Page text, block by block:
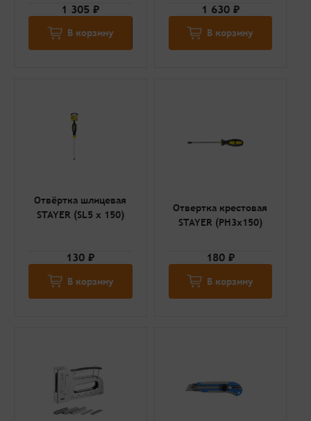
1 305 ₽
В корзину
1 630 ₽
В корзину
Отвёртка шлицевая
STAYER (SL5 x 150)
130 ₽
В корзину
Отвертка крестовая
STAYER (PH3x150)
180 ₽
В корзину